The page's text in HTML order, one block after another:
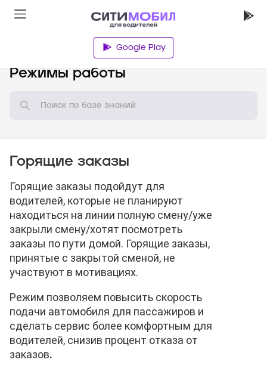
Google Play
Режимы работы
Горящие заказы
Горящие заказы подойдут для
водителей, которые не планируют
находиться на линии полную смену/уже
закрыли смену/хотят посмотреть
заказы по пути домой. Горящие заказы,
принятые с закрытой сменой, не
участвуют в мотивациях.
Режим позволяем повысить скорость
подачи автомобиля для пассажиров и
сделать сервис более комфортным для
водителей, снизив процент отказа от
заказов.